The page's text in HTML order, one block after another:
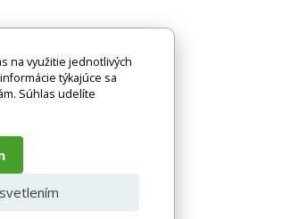
na využitie jednotlivých
týkajúce sa
Súhlas udelíte